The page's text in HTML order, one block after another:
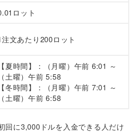
ロット
注文あたり200ロット
【夏時間】：（月曜）午前 6:01 ～
（土曜）午前 5:58
【冬時間】：（月曜）午前 7:01 ～
（土曜）午前 6:58
回に3,000ドルを入金できる人だけ